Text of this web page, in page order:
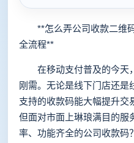
**怎么弄公司收款二维码
全流程**
在移动支付普及的今天
刚需。无论是线下门店还是
支持的收款码能大幅提升交
但面对市面上琳琅满目的服
率、功能齐全的公司收款码